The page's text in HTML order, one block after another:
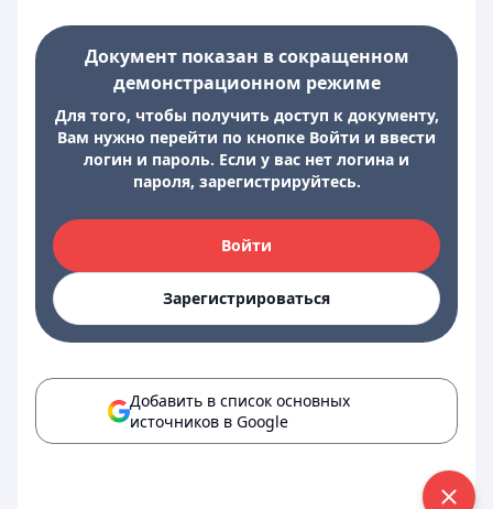
Документ показан в сокращенном
демонстрационном режиме
Для того, чтобы получить доступ к документу,
Вам нужно перейти по кнопке Войти и ввести
логин и пароль. Если у вас нет логина и
пароля, зарегистрируйтесь.
Войти
Зарегистрироваться
Добавить в список основных
источников в Google